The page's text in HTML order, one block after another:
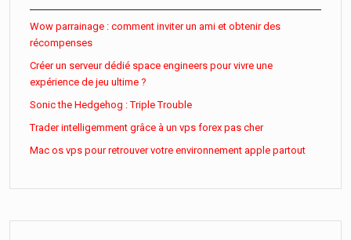
Wow parrainage : comment inviter un ami et obtenir des
récompenses
Créer un serveur dédié space engineers pour vivre une
expérience de jeu ultime ?
Sonic the Hedgehog : Triple Trouble
Trader intelligemment grâce à un vps forex pas cher
Mac os vps pour retrouver votre environnement apple partout